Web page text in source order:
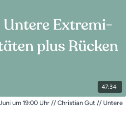
47:34
um 19:00 Uhr // Christian Gut // Untere